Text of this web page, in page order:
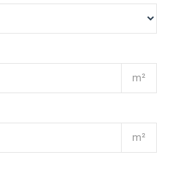
m²
m²